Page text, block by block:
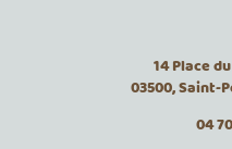
14 Place
03500, Saint-
04